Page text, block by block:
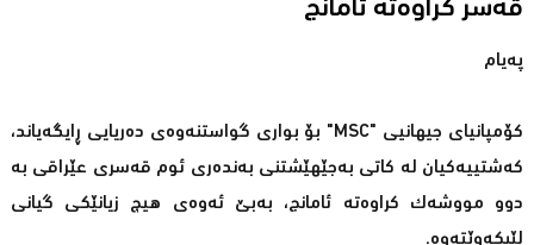
قەسر کراوەتە ئامانج
پەیام
کۆمپانیای جیهانیی "MSC" بۆ بواری گواستنەوەى دەریایی ڕایگەیاند،
کەشتییەکیان لە کاتی بەجێهێشتنی بەندەری ئوم قەسری عێراقی بە
دوو مووشەک کراوەتە ئامانج، بەبێ ئەوەی هیچ زیانێکی گیانی
لێبکەوێتەوە.